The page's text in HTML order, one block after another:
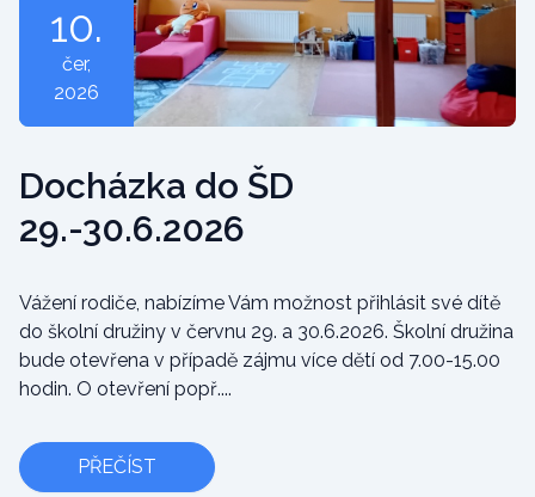
10.
čer,
2026
Docházka do ŠD
29.-30.6.2026
Vážení rodiče, nabízíme Vám možnost přihlásit své dítě
do školní družiny v červnu 29. a 30.6.2026. Školní družina
bude otevřena v případě zájmu více dětí od 7.00-15.00
hodin. O otevření popř....
PŘEČÍST